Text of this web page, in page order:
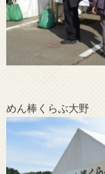
めん棒くらぶ大野